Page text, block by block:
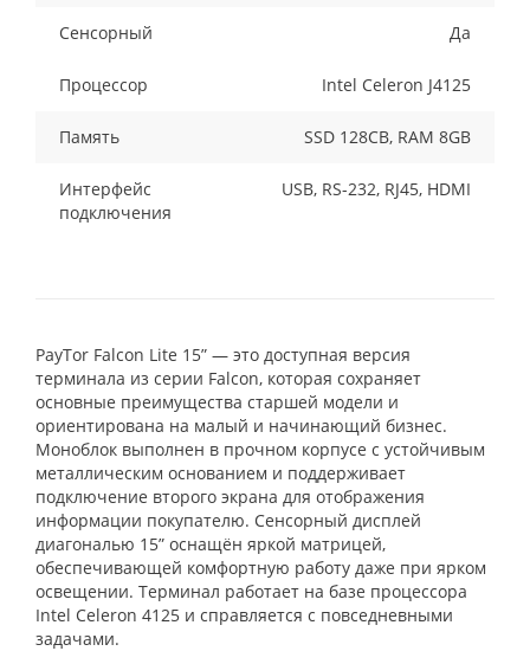
Сенсорный Да
Процессор Intel Celeron J4125
Память SSD 128CB, RAM 8GB
Интерфейс
подключения
USB, RS-232, RJ45, HDMI
PayTor Falcon Lite 15” — это доступная версия
терминала из серии Falcon, которая сохраняет
основные преимущества старшей модели и
ориентирована на малый и начинающий бизнес.
Моноблок выполнен в прочном корпусе с устойчивым
металлическим основанием и поддерживает
подключение второго экрана для отображения
информации покупателю. Сенсорный дисплей
диагональю 15” оснащён яркой матрицей,
обеспечивающей комфортную работу даже при ярком
освещении. Терминал работает на базе процессора
Intel Celeron 4125 и справляется с повседневными
задачами.